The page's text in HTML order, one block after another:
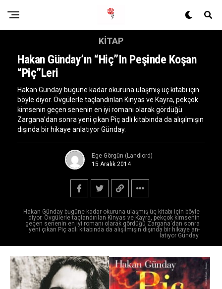
Hakan Gün­day bugüne kadar okuruna ulaşmış üç ki­tabı için böyle
diyor. Övgülerle taçlandırı­lan Kinyas ve Kayra, pekçok kimsenin
ge­çen senenin en iyi romanı olarak gördüğü Zargana'dan sonra
ye­ni çıkan Piç adlı kita­bında da alışılmışın dışında bir hikaye an­
latıyor Günday.
KITAP
Hakan Günday’ın “Hiç”in Peşinde Koşan
“Piç”leri
Hakan Gün­day bugüne kadar okuruna ulaşmış üç ki­tabı için
böyle diyor. Övgülerle taçlandırı­lan Kinyas ve Kayra, pekçok
kimsenin ge­çen senenin en iyi romanı olarak gördüğü
Zargana’dan sonra ye­ni çıkan Piç adlı kita­bında da alışılmışın
dışında bir hikaye an­latıyor Günday.
Ege Görgün (Landlord)
15 Aralık 2014